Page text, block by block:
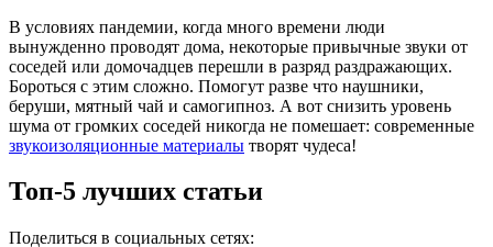
В условиях пандемии, когда много времени люди
вынужденно проводят дома, некоторые привычные звуки от
соседей или домочадцев перешли в разряд раздражающих.
Бороться с этим сложно. Помогут разве что наушники,
беруши, мятный чай и самогипноз. А вот снизить уровень
шума от громких соседей никогда не помешает: современные
звукоизоляционные материалы творят чудеса!
Топ-5 лучших статьи
Поделиться в социальных сетях: